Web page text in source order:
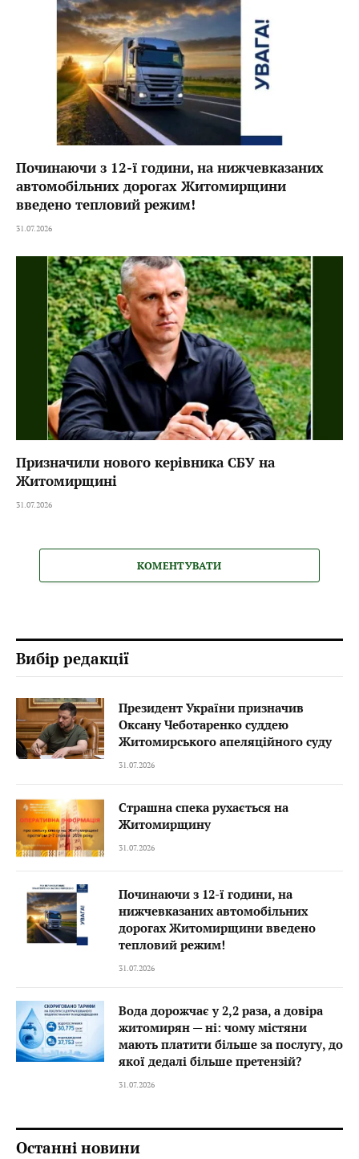
Починаючи з 12-ї години, на нижчевказаних
автомобільних дорогах Житомирщини
введено тепловий режим!
31.07.2026
Призначили нового керівника СБУ на
Житомирщині
31.07.2026
КОМЕНТУВАТИ
Вибір редакції
Президент України призначив
Оксану Чеботаренко суддею
Житомирського апеляційного суду
31.07.2026
Страшна спека рухається на
Житомирщину
31.07.2026
Починаючи з 12-ї години, на
нижчевказаних автомобільних
дорогах Житомирщини введено
тепловий режим!
31.07.2026
Вода дорожчає у 2,2 раза, а довіра
житомирян — ні: чому містяни
мають платити більше за послугу, до
якої дедалі більше претензій?
31.07.2026
Останні новини